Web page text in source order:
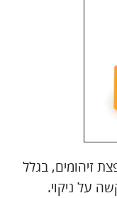
זיהומים, בגלל
על ניקוי.